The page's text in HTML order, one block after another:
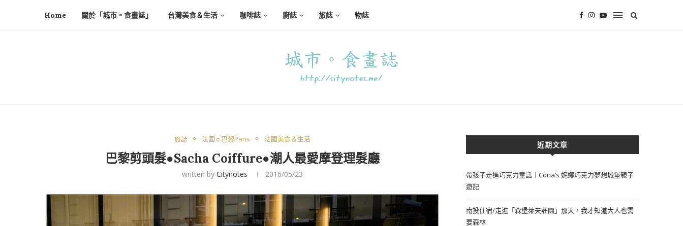
Home 關於「城市。食畫誌」 台灣美食＆生活 咖啡誌 廚誌 旅誌 物誌
旅誌 法國☼巴黎Paris 法國美食＆生活
巴黎剪頭髮●Sacha Coiffure●潮人最愛摩登理髮廳
written by Citynotes 2016/05/23
近期文章
帶孩子走進巧克力童話｜Cona’s 妮娜巧克力夢想城堡親子
遊記
南投住宿/走進「森堡萊夫莊園」那天，我才知道大人也需
要森林